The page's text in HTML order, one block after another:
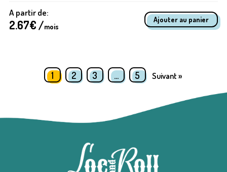
A partir de:
2.67€ /mois
1 2 3 … 5 Suivant »